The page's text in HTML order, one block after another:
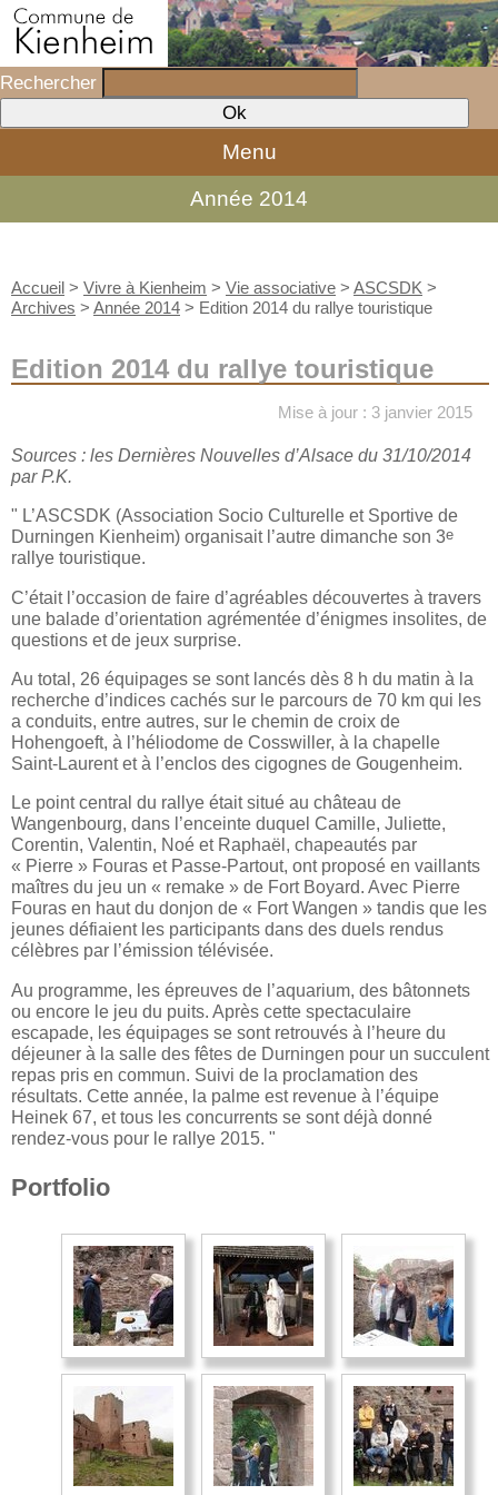
Rechercher
Menu
Année 2014
Accueil > Vivre à Kienheim > Vie associative > ASCSDK >
Archives > Année 2014 > Edition 2014 du rallye touristique
Edition 2014 du rallye touristique
Mise à jour : 3 janvier 2015
Sources : les Dernières Nouvelles d’Alsace du 31/10/2014
par P.K.
" L’ASCSDK (Association Socio Culturelle et Sportive de
Durningen Kienheim) organisait l’autre dimanche son 3e
rallye touristique.
C’était l’occasion de faire d’agréables découvertes à travers
une balade d’orientation agrémentée d’énigmes insolites, de
questions et de jeux surprise.
Au total, 26 équipages se sont lancés dès 8 h du matin à la
recherche d’indices cachés sur le parcours de 70 km qui les
a conduits, entre autres, sur le chemin de croix de
Hohengoeft, à l’héliodome de Cosswiller, à la chapelle
Saint-Laurent et à l’enclos des cigognes de Gougenheim.
Le point central du rallye était situé au château de
Wangenbourg, dans l’enceinte duquel Camille, Juliette,
Corentin, Valentin, Noé et Raphaël, chapeautés par
« Pierre » Fouras et Passe-Partout, ont proposé en vaillants
maîtres du jeu un « remake » de Fort Boyard. Avec Pierre
Fouras en haut du donjon de « Fort Wangen » tandis que les
jeunes défiaient les participants dans des duels rendus
célèbres par l’émission télévisée.
Au programme, les épreuves de l’aquarium, des bâtonnets
ou encore le jeu du puits. Après cette spectaculaire
escapade, les équipages se sont retrouvés à l’heure du
déjeuner à la salle des fêtes de Durningen pour un succulent
repas pris en commun. Suivi de la proclamation des
résultats. Cette année, la palme est revenue à l’équipe
Heinek 67, et tous les concurrents se sont déjà donné
rendez-vous pour le rallye 2015. "
Portfolio